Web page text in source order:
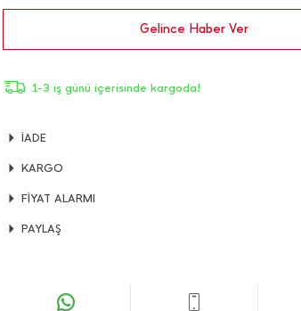
Gelince Haber Ver
1-3 iş günü içerisinde kargoda!
İADE
KARGO
FİYAT ALARMI
PAYLAŞ